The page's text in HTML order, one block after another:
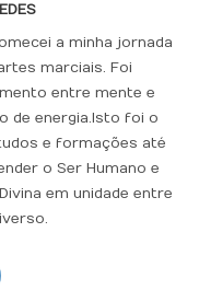
a minha jornada
marciais. Foi
entre mente e
de energia.Isto foi o
e formações até
o Ser Humano e
em unidade entre